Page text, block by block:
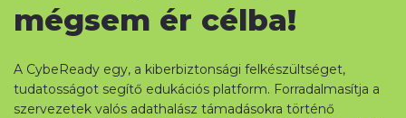
mégsem ér célba!
A CybeReady egy, a kiberbiztonsági felkészültséget,
tudatosságot segítő edukációs platform. Forradalmasítja a
szervezetek valós adathalász támadásokra történő